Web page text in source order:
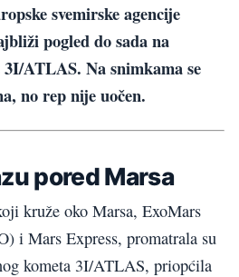
svemirske agencije
pogled do sada na
ATLAS. Na snimkama se
no rep nije uočen.
pored Marsa
kruže oko Marsa, ExoMars
i Mars Express, promatrala su
kometa 3I/ATLAS, priopćila